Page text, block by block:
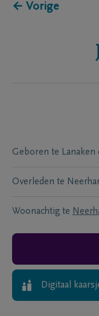
← Vorige
Geboren te Lanaken
Overleden te
Woonachtig te
Digitaal